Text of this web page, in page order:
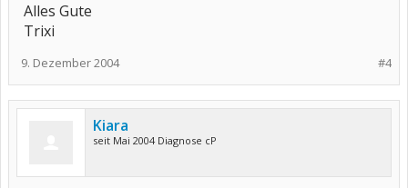
Alles Gute
Trixi
#4
9. Dezember 2004
Kiara
seit Mai 2004 Diagnose cP